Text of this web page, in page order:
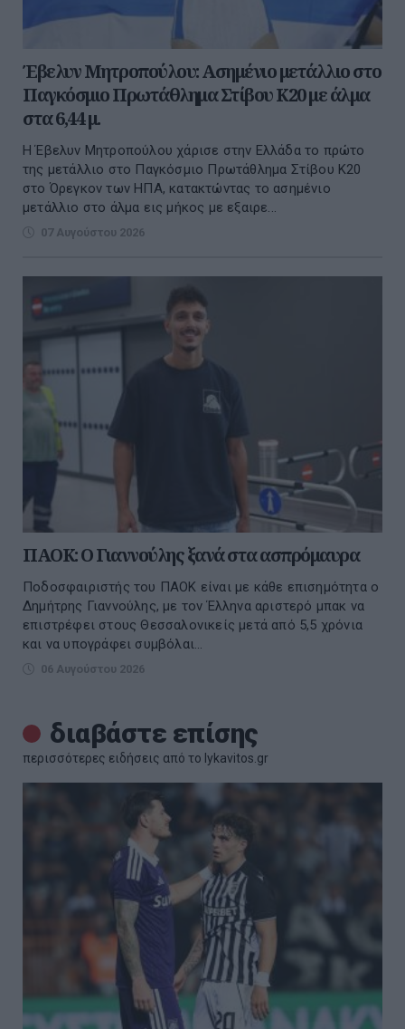
Έβελυν Μητροπούλου: Ασημένιο μετάλλιο στο
Παγκόσμιο Πρωτάθλημα Στίβου Κ20 με άλμα
στα 6,44 μ.
Η Έβελυν Μητροπούλου χάρισε στην Ελλάδα το πρώτο
της μετάλλιο στο Παγκόσμιο Πρωτάθλημα Στίβου Κ20
στο Όρεγκον των ΗΠΑ, κατακτώντας το ασημένιο
μετάλλιο στο άλμα εις μήκος με εξαιρε...
07 Αυγούστου 2026
ΠΑΟΚ: Ο Γιαννούλης ξανά στα ασπρόμαυρα
Ποδοσφαιριστής του ΠΑΟΚ είναι με κάθε επισημότητα ο
Δημήτρης Γιαννούλης, με τον Έλληνα αριστερό μπακ να
επιστρέφει στους Θεσσαλονικείς μετά από 5,5 χρόνια
και να υπογράφει συμβόλαι...
06 Αυγούστου 2026
διαβάστε επίσης
περισσότερες ειδήσεις από το lykavitos.gr